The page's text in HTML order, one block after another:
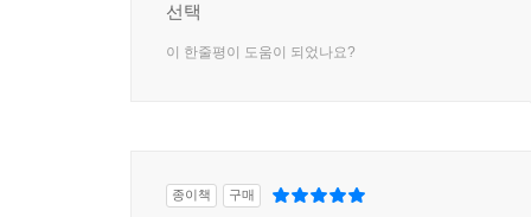
선택
이 한줄평이 도움이 되었나요?
종이책 구매